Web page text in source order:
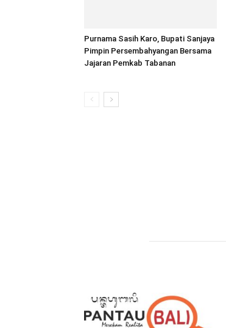
Purnama Sasih Karo, Bupati Sanjaya
Pimpin Persembahyangan Bersama
Jajaran Pemkab Tabanan